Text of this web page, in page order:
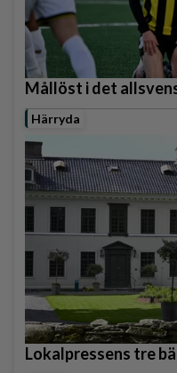
Mållöst i det
Härryda
Lokalpressens tre